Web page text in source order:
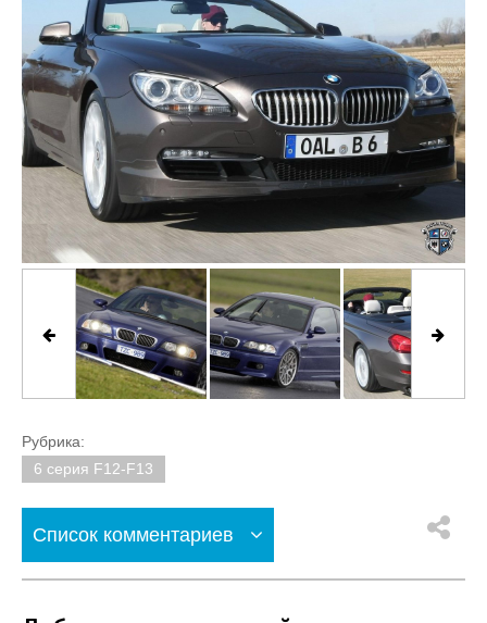
Рубрика:
6 серия F12-F13
Список комментариев